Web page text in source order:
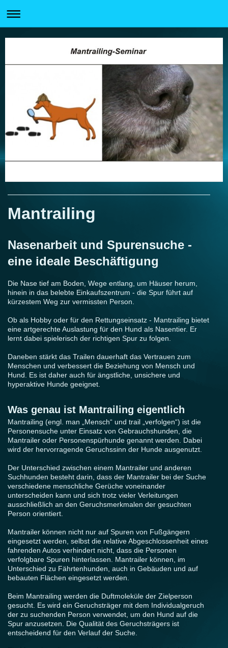
Mantrailing
Nasenarbeit und Spurensuche -
eine ideale Beschäftigung
Die Nase tief am Boden, Wege entlang, um Häuser herum,
hinein in das belebte Einkaufszentrum - die Spur führt auf
kürzestem Weg zur vermissten Person.
Ob als Hobby oder für den Rettungseinsatz - Mantrailing bietet
eine artgerechte Auslastung für den Hund als Nasentier. Er
lernt dabei spielerisch der richtigen Spur zu folgen.
Daneben stärkt das Trailen dauerhaft das Vertrauen zum
Menschen und verbessert die Beziehung von Mensch und
Hund. Es ist daher auch für ängstliche, unsichere und
hyperaktive Hunde geeignet.
Was genau ist Mantrailing eigentlich
Mantrailing (engl. man „Mensch“ und trail „verfolgen“) ist die
Personensuche unter Einsatz von Gebrauchshunden, die
Mantrailer oder Personenspürhunde genannt werden. Dabei
wird der hervorragende Geruchssinn der Hunde ausgenutzt.
Der Unterschied zwischen einem Mantrailer und anderen
Suchhunden besteht darin, dass der Mantrailer bei der Suche
verschiedene menschliche Gerüche voneinander
unterscheiden kann und sich trotz vieler Verleitungen
ausschließlich an den Geruchsmerkmalen der gesuchten
Person orientiert.
Mantrailer können nicht nur auf Spuren von Fußgängern
eingesetzt werden, selbst die relative Abgeschlossenheit eines
fahrenden Autos verhindert nicht, dass die Personen
verfolgbare Spuren hinterlassen. Mantrailer können, im
Unterschied zu Fährtenhunden, auch in Gebäuden und auf
bebauten Flächen eingesetzt werden.
Beim Mantrailing werden die Duftmoleküle der Zielperson
gesucht. Es wird ein Geruchsträger mit dem Individualgeruch
der zu suchenden Person verwendet, um den Hund auf die
Spur anzusetzen. Die Qualität des Geruchsträgers ist
entscheidend für den Verlauf der Suche.